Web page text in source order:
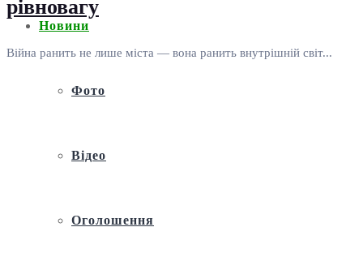
Новини
Фото
Відео
Оголошення
рівновагу
Війна ранить не лише міста — вона ранить внутрішній світ...